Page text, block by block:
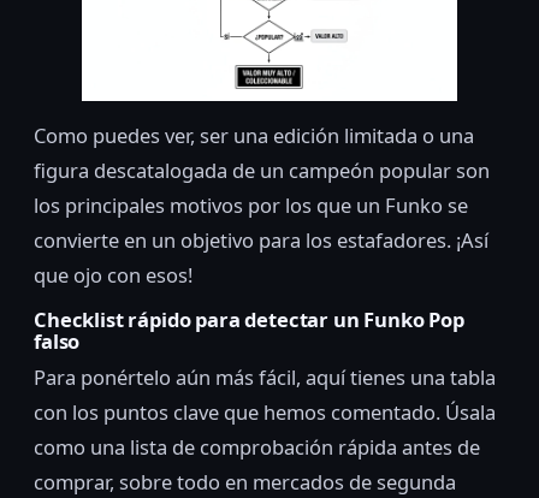
Como puedes ver, ser una edición limitada o una
figura descatalogada de un campeón popular son
los principales motivos por los que un Funko se
convierte en un objetivo para los estafadores. ¡Así
que ojo con esos!
Checklist rápido para detectar un Funko Pop
falso
Para ponértelo aún más fácil, aquí tienes una tabla
con los puntos clave que hemos comentado. Úsala
como una lista de comprobación rápida antes de
comprar, sobre todo en mercados de segunda